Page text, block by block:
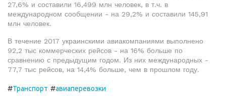
27,6% и составили 16,499 млн человек, в т.ч. в
международном сообщении - на 29,2% и составили 145,91
млн человек.
В течение 2017 украинскими авиакомпаниями выполнено
92,2 тыс коммерческих рейсов - на 16% больше по
сравнению с предыдущим годом. Из них международных -
77,7 тыс рейсов, на 14,4% больше, чем в прошлом году.
#Транспорт #авиаперевозки